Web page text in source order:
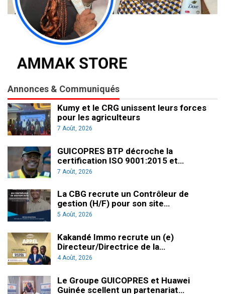
Annonces & Communiqués
Kumy et le CRG unissent leurs forces
pour les agriculteurs
7 Août, 2026
GUICOPRES BTP décroche la
certification ISO 9001:2015 et…
7 Août, 2026
La CBG recrute un Contrôleur de
gestion (H/F) pour son site…
5 Août, 2026
Kakandé Immo recrute un (e)
Directeur/Directrice de la…
4 Août, 2026
Le Groupe GUICOPRES et Huawei
Guinée scellent un partenariat…